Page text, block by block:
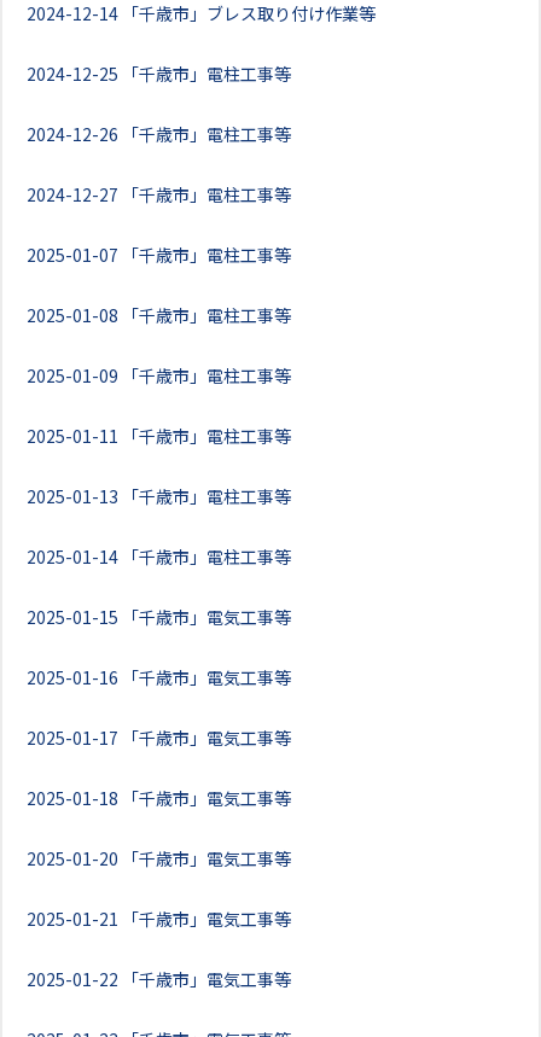
2024-12-14 「千歳市」ブレス取り付け作業等
2024-12-25 「千歳市」電柱工事等
2024-12-26 「千歳市」電柱工事等
2024-12-27 「千歳市」電柱工事等
2025-01-07 「千歳市」電柱工事等
2025-01-08 「千歳市」電柱工事等
2025-01-09 「千歳市」電柱工事等
2025-01-11 「千歳市」電柱工事等
2025-01-13 「千歳市」電柱工事等
2025-01-14 「千歳市」電柱工事等
2025-01-15 「千歳市」電気工事等
2025-01-16 「千歳市」電気工事等
2025-01-17 「千歳市」電気工事等
2025-01-18 「千歳市」電気工事等
2025-01-20 「千歳市」電気工事等
2025-01-21 「千歳市」電気工事等
2025-01-22 「千歳市」電気工事等